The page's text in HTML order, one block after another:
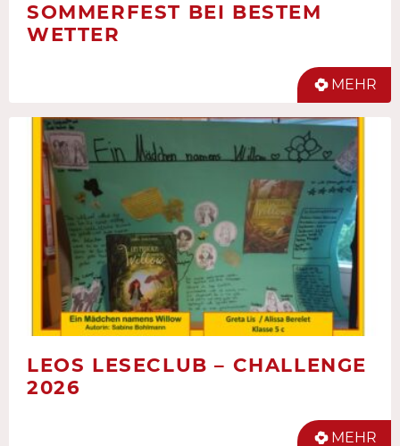
SOMMERFEST BEI BESTEM
WETTER
MEHR
LEOS LESECLUB – CHALLENGE
2026
MEHR